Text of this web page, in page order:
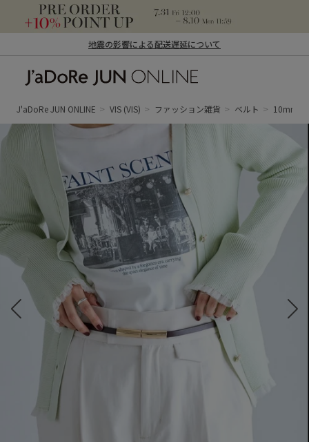
地震の影響による配送遅延について
ン オンライン）
J'aDoRe JUN ONLINE VIS (VIS) ファッション雑貨 ベルト 10mm幅